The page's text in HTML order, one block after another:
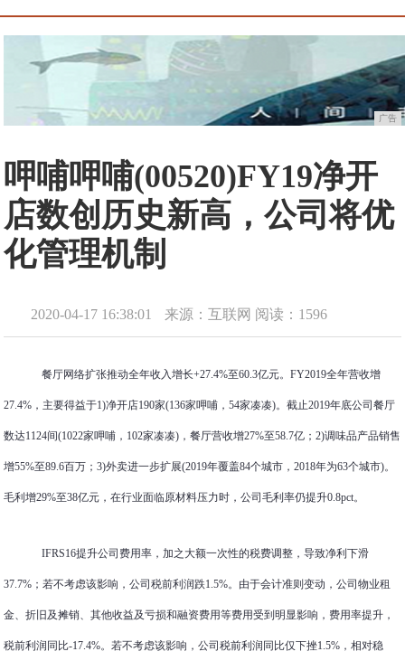
广告
呷哺呷哺(00520)FY19净开
店数创历史新高，公司将优
化管理机制
2020-04-17 16:38:01 来源：互联网 阅读：1596
餐厅网络扩张推动全年收入增长+27.4%至60.3亿元。FY2019全年营收增
27.4%，主要得益于1)净开店190家(136家呷哺，54家凑凑)。截止2019年底公司餐厅
数达1124间(1022家呷哺，102家凑凑)，餐厅营收增27%至58.7亿；2)调味品产品销售
增55%至89.6百万；3)外卖进一步扩展(2019年覆盖84个城市，2018年为63个城市)。
毛利增29%至38亿元，在行业面临原材料压力时，公司毛利率仍提升0.8pct。
IFRS16提升公司费用率，加之大额一次性的税费调整，导致净利下滑
37.7%；若不考虑该影响，公司税前利润跌1.5%。由于会计准则变动，公司物业租
金、折旧及摊销、其他收益及亏损和融资费用等费用受到明显影响，费用率提升，
税前利润同比-17.4%。若不考虑该影响，公司税前利润同比仅下挫1.5%，相对稳